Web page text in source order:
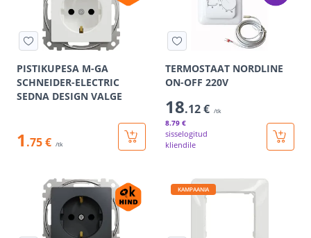
PISTIKUPESA M-GA
SCHNEIDER-ELECTRIC
SEDNA DESIGN VALGE
1 .75 € /tk
TERMOSTAAT NORDLINE
ON-OFF 220V
18.12 € /tk
8.79 €
sisselogitud
kliendile
KAMPAANIA